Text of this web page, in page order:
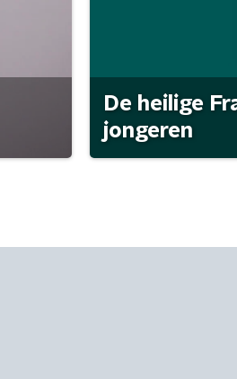
De heilige
jongeren